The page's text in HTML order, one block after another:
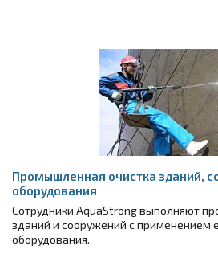
Промышленная очистка зданий,
оборудования
Сотрудники AquaStrong выполняют
зданий и сооружений с применением
оборудования.